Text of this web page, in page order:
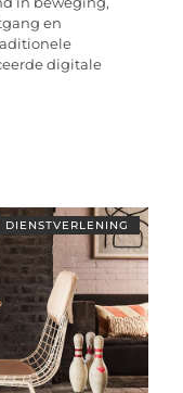
en
digitale
DIENSTVERLENING